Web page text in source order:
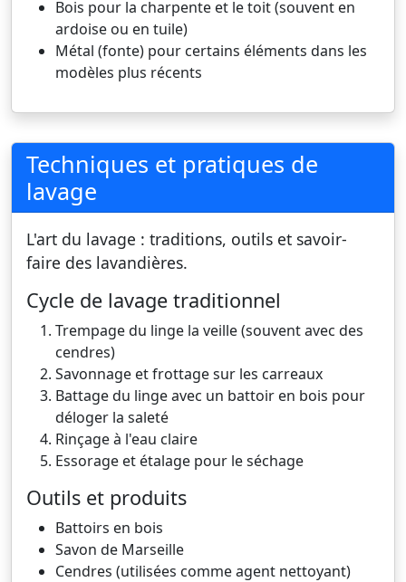
Bois pour la charpente et le toit (souvent en
ardoise ou en tuile)
Métal (fonte) pour certains éléments dans les
modèles plus récents
Techniques et pratiques de
lavage
L'art du lavage : traditions, outils et savoir-
faire des lavandières.
Cycle de lavage traditionnel
Trempage du linge la veille (souvent avec des
cendres)
Savonnage et frottage sur les carreaux
Battage du linge avec un battoir en bois pour
déloger la saleté
Rinçage à l'eau claire
Essorage et étalage pour le séchage
Outils et produits
Battoirs en bois
Savon de Marseille
Cendres (utilisées comme agent nettoyant)